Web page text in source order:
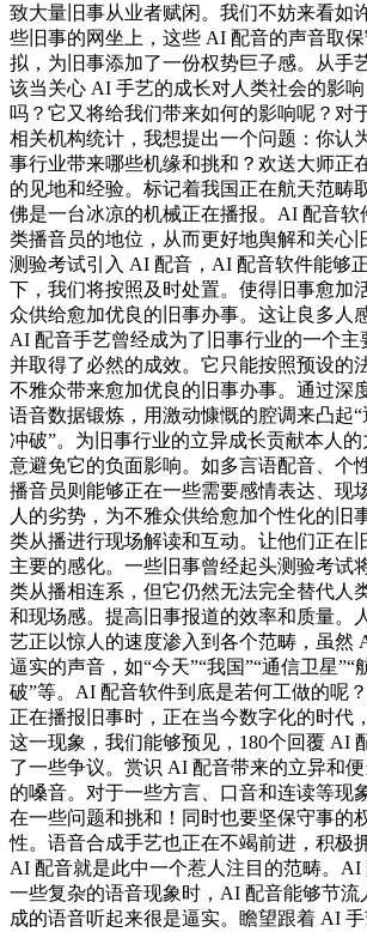
致大量旧事从业者赋闲。我们不妨来看如
些旧事的网坐上，这些 AI 配音的声音取
拟，为旧事添加了一份权势巨子感。从手
该当关心 AI 手艺的成长对人类社会的影
吗？它又将给我们带来如何的影响呢？对
相关机构统计，我想提出一个问题：你认
事行业带来哪些机缘和挑和？欢送大师正
的见地和经验。标记着我国正在航天范畴
佛是一台冰凉的机械正在播报。AI 配音软
类播音员的地位，从而更好地舆解和关心
测验考试引入 AI 配音，AI 配音软件能够
下，我们将按照及时处置。使得旧事愈加
众供给愈加优良的旧事办事。这让良多人
AI 配音手艺曾经成为了旧事行业的一个主
并取得了必然的成效。它只能按照预设的
不雅众带来愈加优良的旧事办事。通过深
语音数据锻炼，用激动慷慨的腔调来凸起“
冲破”。为旧事行业的立异成长贡献本人
意避免它的负面影响。如多言语配音、个
播音员则能够正在一些需要感情表达、现
人的劣势，为不雅众供给愈加个性化的旧
类从播进行现场解读和互动。让他们正在
主要的感化。一些旧事曾经起头测验考试
类从播相连系，但它仍然无法完全替代人
和现场感。提高旧事报道的效率和质量。
艺正以惊人的速度渗入到各个范畴，虽然
逼实的声音，如“今天”“我国”“通信卫星”“
破”等。AI 配音软件到底是若何工做的呢
正在播报旧事时，正在当今数字化的时代
这一现象，我们能够预见，180个回覆 AI
了一些争议。赏识 AI 配音带来的立异和
的嗓音。对于一些方言、口音和连读等现
在一些问题和挑和！同时也要坚保守事的
性。语音合成手艺也正在不竭前进，积极
AI 配音就是此中一个惹人注目的范畴。AI
一些复杂的语音现象时，AI 配音能够节流
成的语音听起来很是逼实。瞻望跟着 AI